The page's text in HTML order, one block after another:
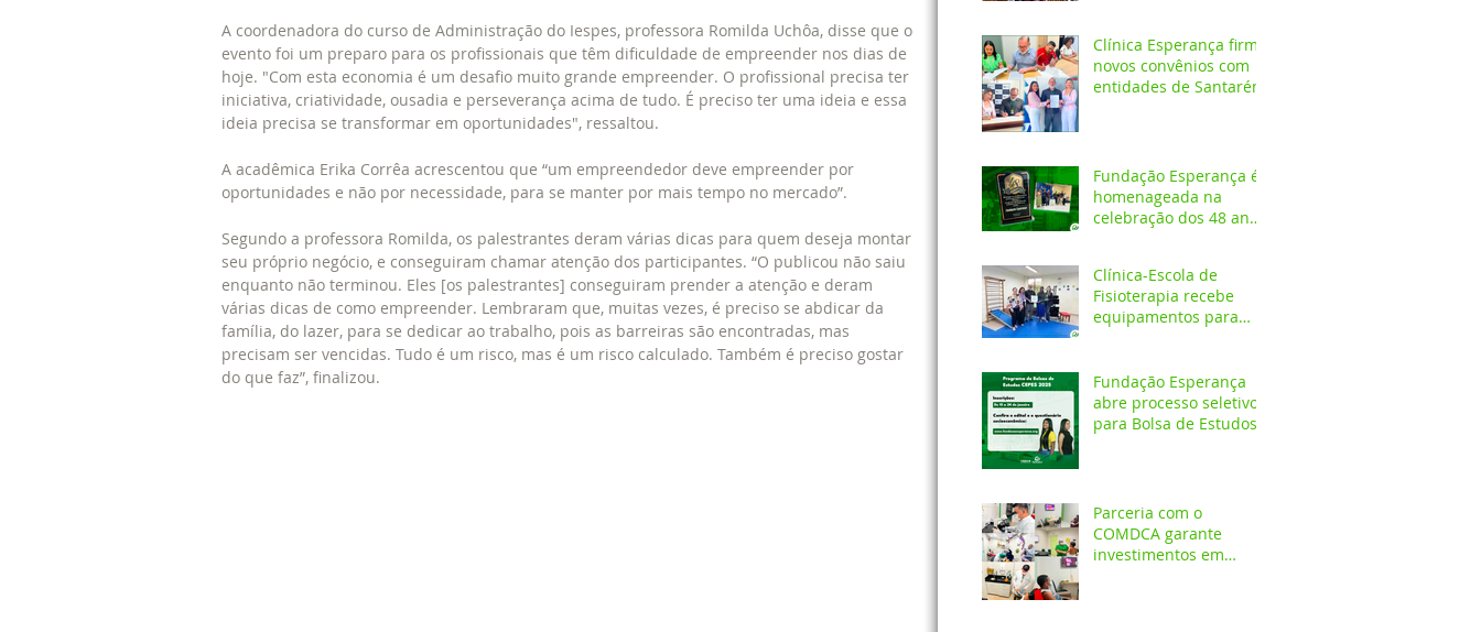
A coordenadora do curso de Administração do Iespes, professora Romilda Uchôa, disse que o
evento foi um preparo para os profissionais que têm dificuldade de empreender nos dias de
hoje. "Com esta economia é um desafio muito grande empreender. O profissional precisa ter
iniciativa, criatividade, ousadia e perseverança acima de tudo. É preciso ter uma ideia e essa
ideia precisa se transformar em oportunidades", ressaltou.
A acadêmica Erika Corrêa acrescentou que “um empreendedor deve empreender por
oportunidades e não por necessidade, para se manter por mais tempo no mercado”.
Segundo a professora Romilda, os palestrantes deram várias dicas para quem deseja montar
seu próprio negócio, e conseguiram chamar atenção dos participantes. “O publicou não saiu
enquanto não terminou. Eles [os palestrantes] conseguiram prender a atenção e deram
várias dicas de como empreender. Lembraram que, muitas vezes, é preciso se abdicar da
família, do lazer, para se dedicar ao trabalho, pois as barreiras são encontradas, mas
precisam ser vencidas. Tudo é um risco, mas é um risco calculado. Também é preciso gostar
do que faz”, finalizou.
acadêmica
Clínica Esperança firma
novos convênios com
entidades de Santarém
Fundação Esperança é
homenageada na
celebração dos 48 anos
Clínica-Escola de
Fisioterapia recebe
equipamentos para
Fundação Esperança
abre processo seletivo
para Bolsa de Estudos
Parceria com o
COMDCA garante
investimentos em